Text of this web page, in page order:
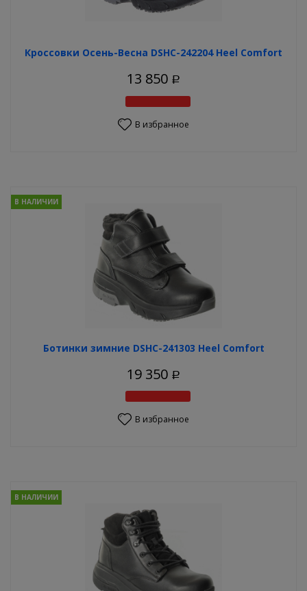
Кроссовки Осень-Весна DSHC-242204 Heel Comfort
13 850 Р
В избранное
Ботинки зимние DSHC-241303 Heel Comfort
В НАЛИЧИИ
19 350 Р
В избранное
В НАЛИЧИИ